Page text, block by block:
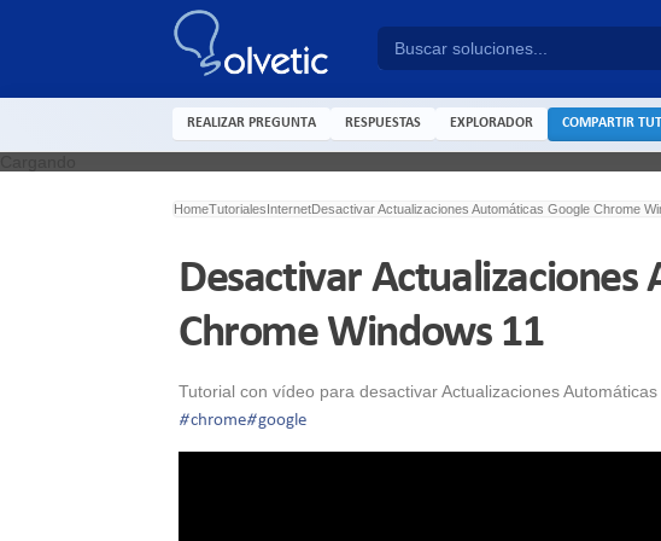
REALIZAR PREGUNTA RESPUESTAS EXPLORADOR COMPARTIR
HomeTutorialesInternetDesactivar Actualizaciones Automáticas Google Chrome
Desactivar Actualizaciones
Chrome Windows 11
Tutorial con vídeo para desactivar Actualizaciones
# chrome# google